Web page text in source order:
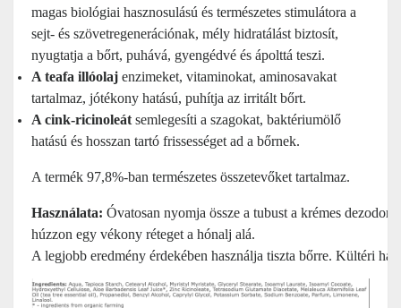
magas biológiai hasznosulású és természetes stimulátora a
sejt- és szövetregenerációnak, mély hidratálást biztosít,
nyugtatja a bőrt, puhává, gyengédvé és ápolttá teszi.
A teafa illóolaj enzimeket, vitaminokat, aminosavakat
tartalmaz, jótékony hatású, puhítja az irritált bőrt.
A cink-ricinoleát semlegesíti a szagokat, baktériumölő
hatású és hosszan tartó frissességet ad a bőrnek.
A termék 97,8%-ban természetes összetevőket tartalmaz.
Használata: Óvatosan nyomja össze a tubust a krémes dezodor
húzzon egy vékony réteget a hónalj alá.
A legjobb eredmény érdekében használja tiszta bőrre. Kültéri